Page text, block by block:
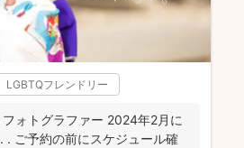
LGBTQフレンドリー
ォトグラファー 2024年2月に
. ご予約の前にスケジュール確